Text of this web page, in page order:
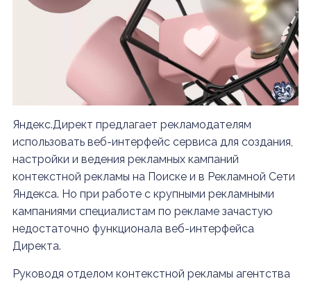
Яндекс.Директ предлагает рекламодателям
использовать веб-интерфейс сервиса для создания,
настройки и ведения рекламных кампаний
контекстной рекламы на Поиске и в Рекламной Сети
Яндекса. Но при работе с крупными рекламными
кампаниями специалистам по рекламе зачастую
недостаточно функционала веб-интерфейса
Директа.
Руководя отделом контекстной рекламы агентства